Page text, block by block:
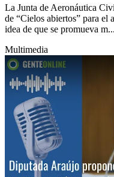
La Junta de Aeronáutica
de “Cielos abiertos” para el
idea de que se promueva m...
Multimedia